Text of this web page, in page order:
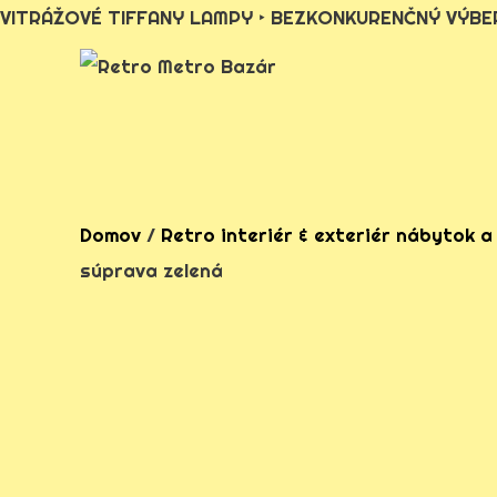
VITRÁŽOVÉ TIFFANY LAMPY ‣ BEZKONKURENČNÝ
Preskočiť
Domov / Retro interiér & exteriér nábytok a
súprava zelená